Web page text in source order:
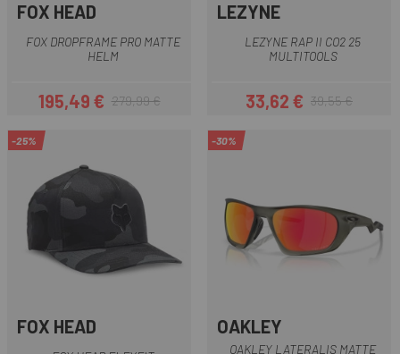
FOX HEAD
FOX DROPFRAME PRO MATTE
HELM
Preis
195,49 €Regulärer Preis
279,99 €
LEZYNE
LEZYNE RAP II CO2 25
MULTITOOLS
Preis
33,62 €Regulärer Preis
39,55 €
-25%
FOX HEAD
-30%
OAKLEY
OAKLEY LATERALIS MATTE